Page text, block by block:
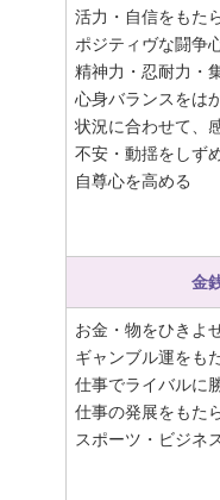
活力・自信をもた
ポジティヴな闘争
精神力・忍耐力・
心身バランスをは
状況に合わせて、
不安・動揺をしず
自尊心を高める
金
お金・物をひきよ
ギャンブル運をも
仕事でライバルに
仕事の発展をもた
スポーツ・ビジネ